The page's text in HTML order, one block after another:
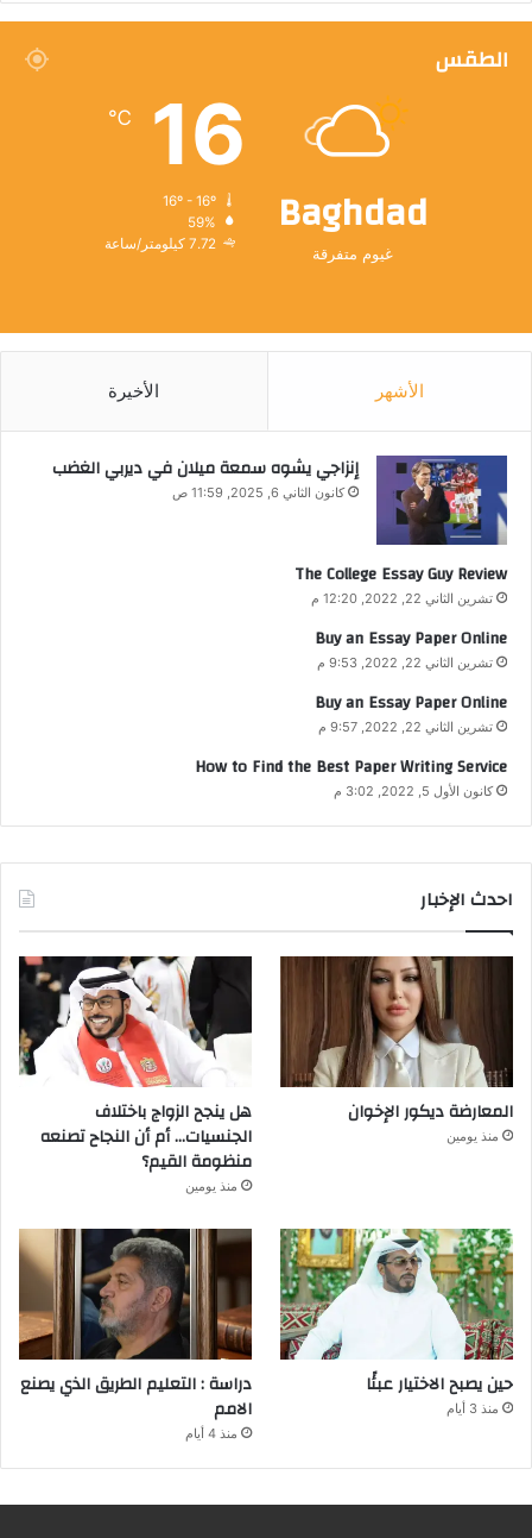
الطقس
Baghdad
غيوم متفرقة
16
℃
59%
7.72 كيلومتر/ساعة
الأشهر الأخيرة
إنزاجي يشوه سمعة ميلان في ديربي الغضب
كانون الثاني 6, 2025, 11:59 ص
The College Essay Guy Review
تشرين الثاني 22, 2022, 12:20 م
Buy an Essay Paper Online
تشرين الثاني 22, 2022, 9:53 م
Buy an Essay Paper Online
تشرين الثاني 22, 2022, 9:57 م
How to Find the Best Paper Writing Service
كانون الأول 5, 2022, 3:02 م
احدث الإخبار
المعارضة ديكور الإخوان
منذ يومين
هل ينجح الزواج باختلاف
الجنسيات… أم أن النجاح تصنعه
منظومة القيم؟
منذ يومين
حين يصبح الاختيار عبئًا
منذ 3 أيام
دراسة : التعليم الطريق الذي يصنع
الامم
منذ 4 أيام